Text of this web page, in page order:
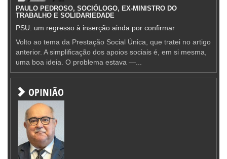
PAULO PEDROSO, SOCIÓLOGO, EX-MINISTRO DO
TRABALHO E SOLIDARIEDADE
PSU: um regresso à inserção ainda por confirmar
Volto ao tema da Prestação Social Única, que tratei no artigo
anterior. A simplificação dos apoios sociais é, em si mesma,
uma boa ideia. O problema estava —...
OPINIÃO